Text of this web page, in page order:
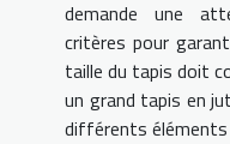
demande une
critères pour
taille du tapis doit
un grand tapis en
différents éléments